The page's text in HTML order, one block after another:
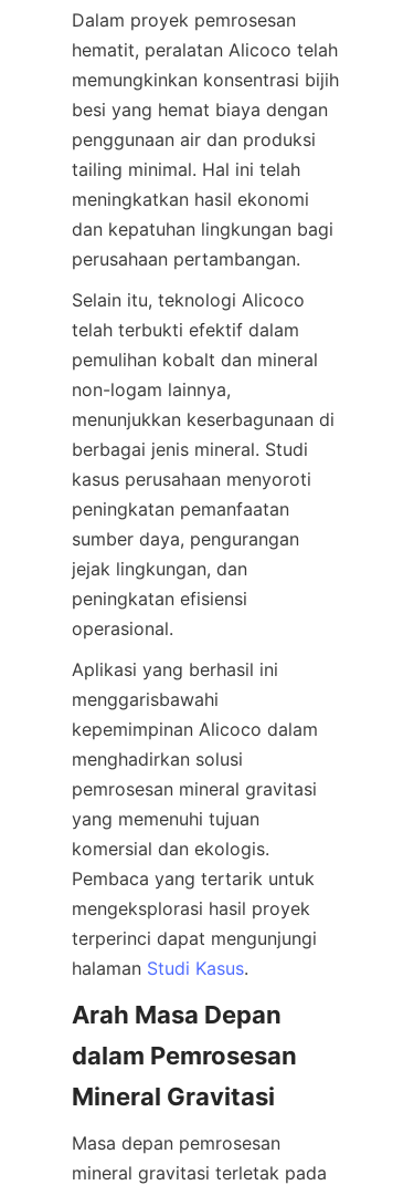
Dalam proyek pemrosesan
hematit, peralatan Alicoco telah
memungkinkan konsentrasi bijih
besi yang hemat biaya dengan
penggunaan air dan produksi
tailing minimal. Hal ini telah
meningkatkan hasil ekonomi
dan kepatuhan lingkungan bagi
Selain itu, teknologi Alicoco
telah terbukti efektif dalam
pemulihan kobalt dan mineral
non-logam lainnya,
menunjukkan keserbagunaan di
berbagai jenis mineral. Studi
kasus perusahaan menyoroti
peningkatan pemanfaatan
sumber daya, pengurangan
jejak lingkungan, dan
peningkatan efisiensi
Aplikasi yang berhasil ini
menggarisbawahi
kepemimpinan Alicoco dalam
menghadirkan solusi
pemrosesan mineral gravitasi
yang memenuhi tujuan
komersial dan ekologis.
Pembaca yang tertarik untuk
mengeksplorasi hasil proyek
terperinci dapat mengunjungi
halaman Studi Kasus
Arah Masa Depan
dalam Pemrosesan
Masa depan pemrosesan
mineral gravitasi terletak pada